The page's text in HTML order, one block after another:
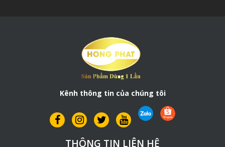
Kênh thông tin của chúng tôi
THÔNG TIN LIÊN HỆ